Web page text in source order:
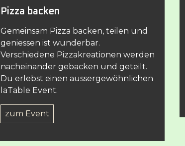
Pizza backen
Gemeinsam Pizza backen, teilen und
geniessen ist wunderbar.
Verschiedene Pizzakreationen werden
nacheinander gebacken und geteilt.
Du erlebst einen aussergewöhnlichen
laTable Event.
zum Event